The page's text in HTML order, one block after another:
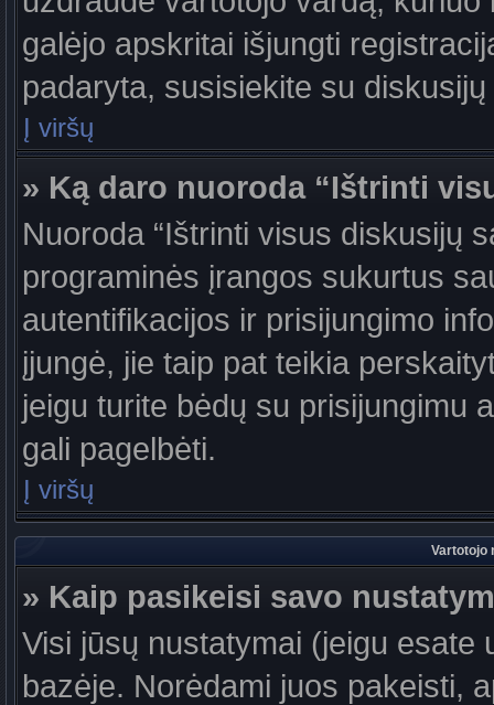
galėjo apskritai išjungti
padaryta, susisiekite su
Į viršų
» Ką daro nuoroda “Ištrinti
Nuoroda “Ištrinti visus diskusijų
programinės įrangos sukurtus
autentifikacijos ir prisijungimo
įjungė, jie taip pat teikia
jeigu turite bėdų su prisijungimu
gali pagelbėti.
Į viršų
Vartotojo
» Kaip pasikeisi savo
Visi jūsų nustatymai (jeigu
bazėje. Norėdami juos pakeisti,